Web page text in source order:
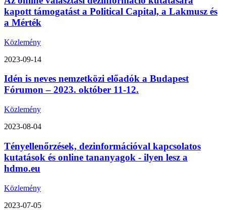
kapott támogatást a Political Capital, a Lakmusz és
a Mérték
Közlemény
2023-09-14
Idén is neves nemzetközi előadók a Budapest
Fórumon – 2023. október 11-12.
Közlemény
2023-08-04
Tényellenőrzések, dezinformációval kapcsolatos
kutatások és online tananyagok - ilyen lesz a
hdmo.eu
Közlemény
2023-07-05